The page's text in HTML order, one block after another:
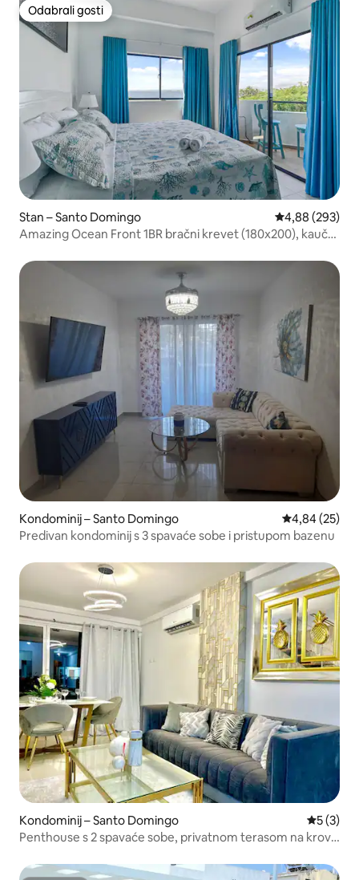
Odabrali gosti
Odabrali gosti
Stan – Santo Domingo Prosječna
4,88 (293)
Amazing Ocean Front 1BR bračni krevet (180x200), kauč
Kondominij – Santo Domingo Prosječna
4,84 (25)
Predivan kondominij s 3 spavaće sobe i pristupom bazenu
Kondominij – Santo Domingo
5 (3)
Penthouse s 2 spavaće sobe, privatnom terasom na krovu